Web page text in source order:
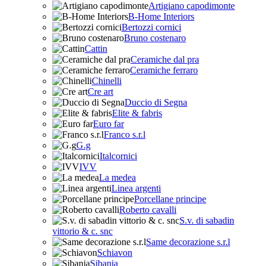
Artigiano capodimonte
B-Home Interiors
Bertozzi cornici
Bruno costenaro
Cattin
Ceramiche dal pra
Ceramiche ferraro
Chinelli
Cre art
Duccio di Segna
Elite & fabris
Euro far
Franco s.r.l
G.g
Italcornici
IVV
La medea
Linea argenti
Porcellane principe
Roberto cavalli
S.v. di sabadin
vittorio & c. snc
Same decorazione s.r.l
Schiavon
Sibania